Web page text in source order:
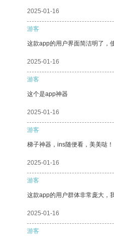
2025-01-16
游客
这款app的用户界面简洁明了，
2025-01-16
游客
这个是app神器
2025-01-16
游客
梯子神器，ins随便看，美美哒！
2025-01-16
游客
这款app的用户群体非常庞大，
2025-01-16
游客